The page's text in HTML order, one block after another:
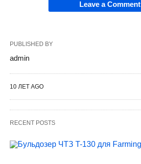
Leave a Comment
PUBLISHED BY
admin
10 ЛЕТ AGO
RECENT POSTS